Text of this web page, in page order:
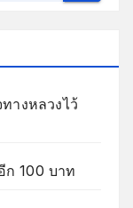
างหลวงไว้
ก 100 บาท